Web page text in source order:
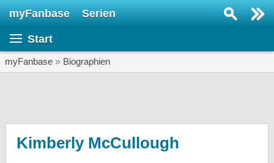
myFanbase Serien
Start
myFanbase » Biographien
Kimberly McCullough